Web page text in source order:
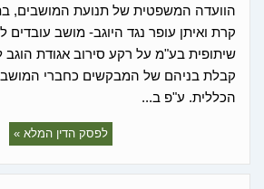
הוועדה המשפטית של תנועת המושבים,
קרת ואיתן עופר נגד היוגב- מושב
שיתופית בע"מ על רקע סירוב אגודת הוגב
קבלת בניהם של המבקשים כחברי המושב
הכללית. ע"פ ב...
לפסק הדין המלא »